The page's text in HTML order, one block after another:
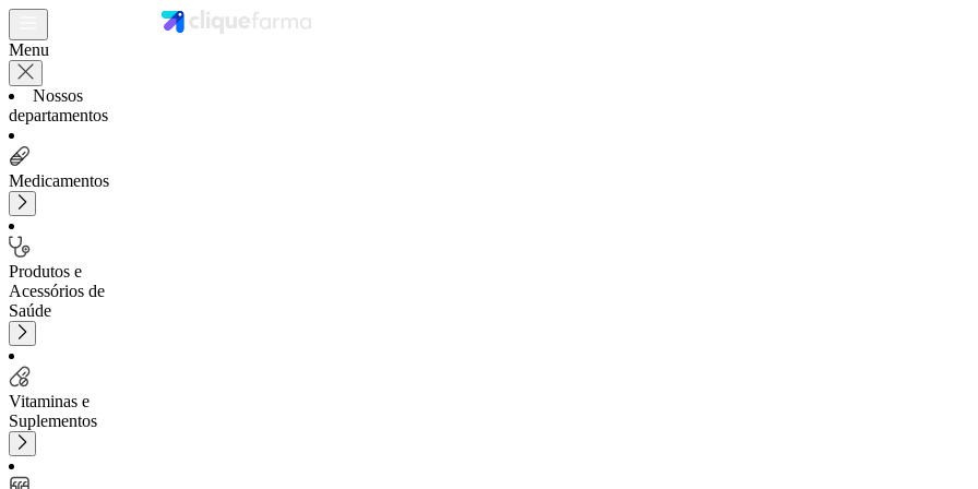
Menu
Nossos
departamentos
Medicamentos
Produtos e
Acessórios de
Saúde
Vitaminas e
Suplementos